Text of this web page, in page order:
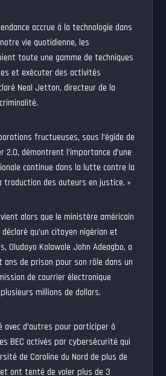
accrue à la technologie dans
vie quotidienne, les
toute une gamme de techniques
et exécuter des activités
Neal Jetton, directeur de la
fructueuses, sous l’égide de
2.0, démontrent l’importance d’une
continue dans la lutte contre la
des auteurs en justice. »
alors que le ministère américain
qu’un citoyen nigérian et
Oludayo Kolawole John Adeagbo, a
ans de prison pour son rôle dans un
de courrier électronique
millions de dollars.
avec d’autres pour participer à
BEC activés par cybersécurité qui
de Caroline du Nord de plus de
ont tenté de voler plus de 3